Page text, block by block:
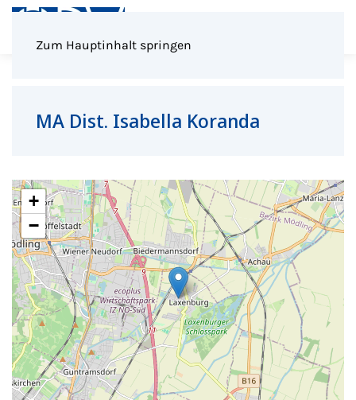
Zum Hauptinhalt springen
MA Dist. Isabella Koranda
+
−